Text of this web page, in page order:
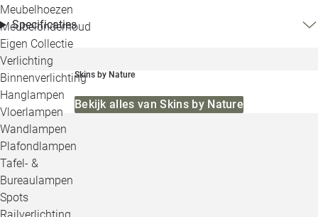
Meubelhoezen
Meubelonderhoud
Eigen Collectie
Verlichting
Binnenverlichting
Hanglampen
Vloerlampen
Wandlampen
Plafondlampen
Tafel- &
Bureaulampen
Spots
Specificaties
Skins by Nature
Bekijk alles van Skins by Nature